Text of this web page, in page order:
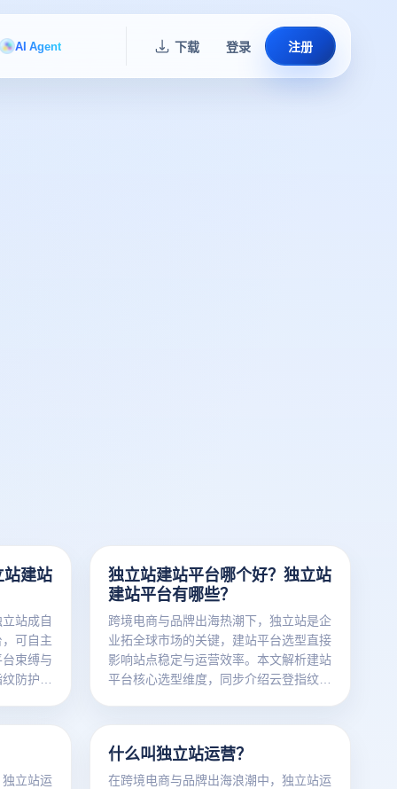
AI Agent 下载 登录 注册
建站
站成自
可自主
束缚与
防护功
独立站建站平台哪个好？独立站
建站平台有哪些？
跨境电商与品牌出海热潮下，独立站是企
业拓全球市场的关键，建站平台选型直接
影响站点稳定与运营效率。本文解析建站
平台核心选型维度，同步介绍云登指纹浏
立站运
什么叫独立站运营？
在跨境电商与品牌出海浪潮中，独立站运